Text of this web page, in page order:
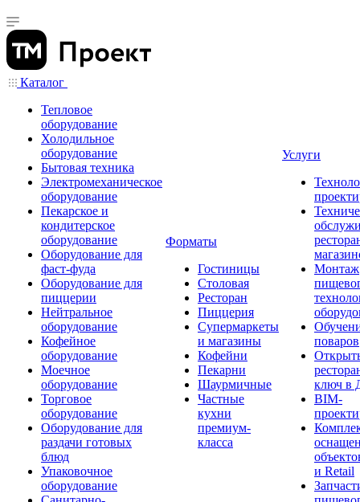
Каталог
Тепловое
оборудование
Холодильное
оборудование
Бытовая техника
Электромеханическое
оборудование
Пекарское и
кондитерское
оборудование
Оборудование для
фаст-фуда
Оборудование для
пиццерии
Нейтральное
оборудование
Кофейное
оборудование
Моечное
оборудование
Торговое
оборудование
Оборудование для
раздачи готовых
блюд
Упаковочное
оборудование
Форматы
Гостиницы
Столовая
Ресторан
Пиццерия
Супермаркеты
и магазины
Кофейни
Пекарни
Шаурмичные
Частные
кухни
премиум-
класса
Услуги
Монтаж
поваров
ключ в
BIM-
и Retail